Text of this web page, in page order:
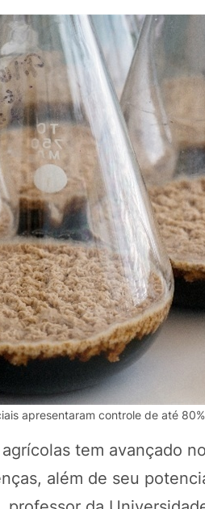
apresentaram controle de até
tem avançado
além de seu